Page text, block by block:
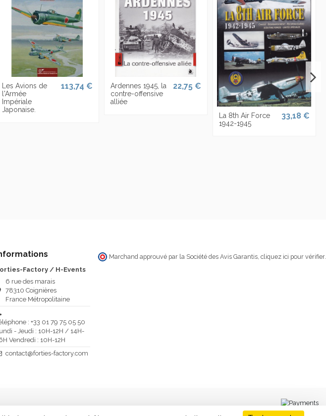
Les Avions de
l'Armée
Impériale
Japonaise.
113,74 €
Ardennes 1945, la
contre-offensive
alliée
22,75 €
La 8th Air Force
1942-1945
33,18 €
Factory / H-Events
6 rue des marais
78310 Coignières
France Métropolitaine
: +33 01 79 75 05 50
- Jeudi : 10H-12H / 14H-
Vendredi : 10H-12H
contact@forties-factory.com
Marchand approuvé par la Société des Avis Garantis, cliquez ici pour vérifier.